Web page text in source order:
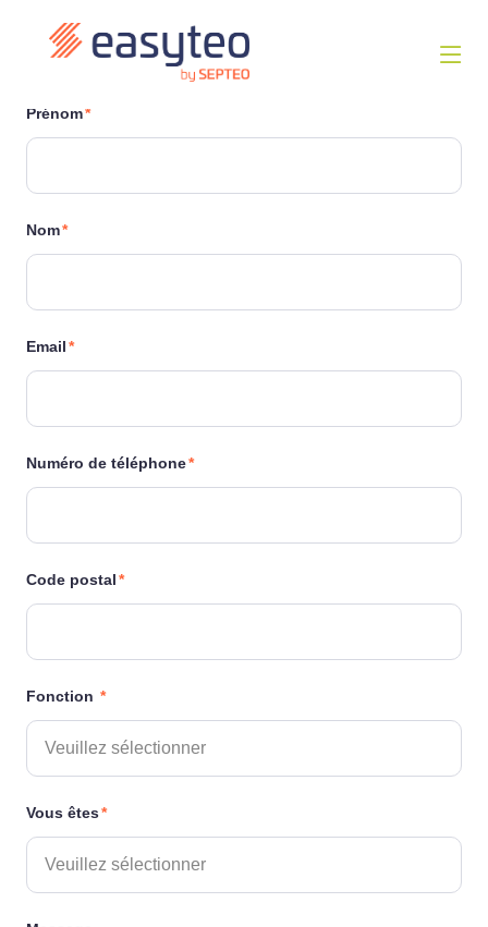
Prénom*
Nom*
Email*
Numéro de téléphone*
Code postal*
Fonction *
Vous êtes*